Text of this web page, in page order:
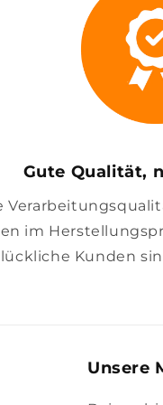
Gute Qualität,
im
Kunden
Unsere